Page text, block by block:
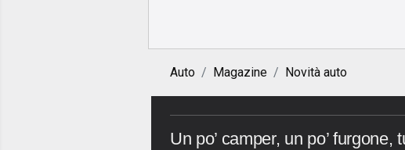
Auto Magazine Novità auto
Un po’ camper, un po’